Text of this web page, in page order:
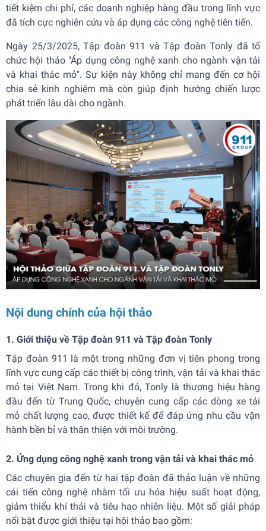
tiết kiệm chi phí, các doanh nghiệp hàng đầu trong lĩnh vực
đã tích cực nghiên cứu và áp dụng các công nghệ tiên tiến.
Ngày 25/3/2025, Tập đoàn 911 và Tập đoàn Tonly đã tổ
chức hội thảo "Áp dụng công nghệ xanh cho ngành vận tải
và khai thác mỏ". Sự kiện này không chỉ mang đến cơ hội
chia sẻ kinh nghiệm mà còn giúp định hướng chiến lược
phát triển lâu dài cho ngành.
Nội dung chính của hội thảo
1. Giới thiệu về Tập đoàn 911 và Tập đoàn Tonly
Tập đoàn 911 là một trong những đơn vị tiên phong trong
lĩnh vực cung cấp các thiết bị công trình, vận tải và khai thác
mỏ tại Việt Nam. Trong khi đó, Tonly là thương hiệu hàng
đầu đến từ Trung Quốc, chuyên cung cấp các dòng xe tải
mỏ chất lượng cao, được thiết kế để đáp ứng nhu cầu vận
hành bền bỉ và thân thiện với môi trường.
2. Ứng dụng công nghệ xanh trong vận tải và khai thác mỏ
Các chuyên gia đến từ hai tập đoàn đã thảo luận về những
cải tiến công nghệ nhằm tối ưu hóa hiệu suất hoạt động,
giảm thiểu khí thải và tiêu hao nhiên liệu. Một số giải pháp
nổi bật được giới thiệu tại hội thảo bao gồm: